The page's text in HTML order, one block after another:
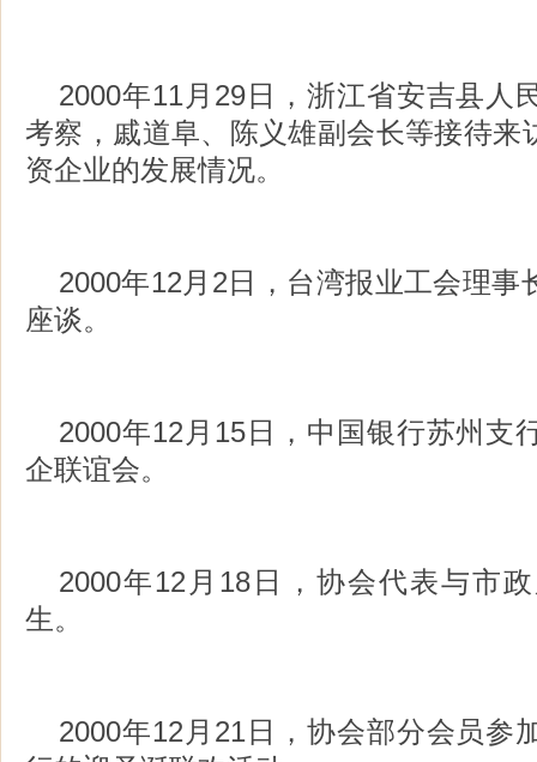
2000年11月29日，浙江省安吉县人
考察，戚道阜、陈义雄副会长等接待来
资企业的发展情况。
2000年12月2日，台湾报业工会理事
座谈。
2000年12月15日，中国银行苏州支
企联谊会。
2000年12月18日，协会代表与市
生。
2000年12月21日，协会部分会员参